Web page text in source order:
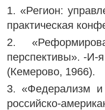
1. «Регион:
практическая
2.
перспективы». -И-
(Кемерово, 1966).
3. «Федерализм
российско-